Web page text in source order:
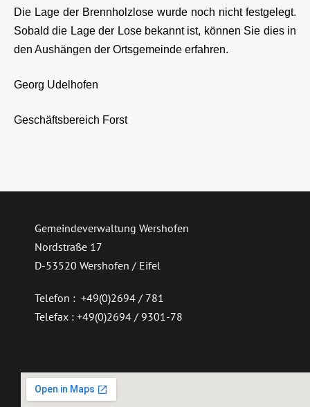
Die Lage der Brennholzlose wurde noch nicht festgelegt.
Sobald die Lage der Lose bekannt ist, können Sie dies in
den Aushängen der Ortsgemeinde erfahren.
Georg Udelhofen
Geschäftsbereich Forst
Gemeindeverwaltung Wershofen
Nordstraße 17
D-53520 Wershofen / Eifel
Telefon : +49(0)2694 / 781
Telefax : +49(0)2694 / 9301-78